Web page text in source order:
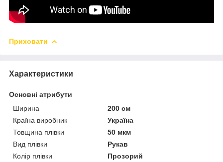
Приховати
Характеристики
Основні атрибути
Ширина
200 см
Країна виробник
Україна
Товщина плівки
50 мкм
Вид плівки
Рукав
Колір плівки
Прозорий